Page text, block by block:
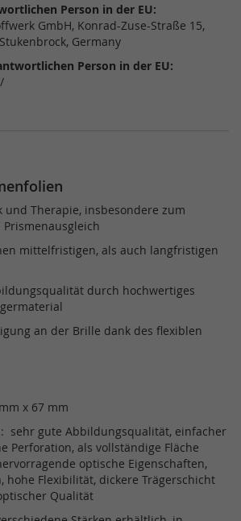
Person in der EU:
GmbH, Konrad-Zuse-Straße 15,
Germany
Person in der EU:
und Therapie, insbesondere zum
mittelfristigen, als auch langfristigen
durch hochwertiges
an der Brille dank des flexiblen
x 67 mm
sehr gute Abbildungsqualität, einfacher
Perforation, als vollständige Fläche
optische Eigenschaften,
hohe Flexibilität, dickere Trägerschicht
Qualität